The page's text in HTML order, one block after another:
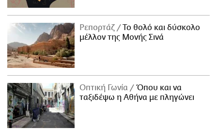
Ρεπορτάζ
Το θολό και δύσκολο
μέλλον της Μονής Σινά
Οπτική Γωνία
Όπου και να
ταξιδέψω η Αθήνα με πληγώνει